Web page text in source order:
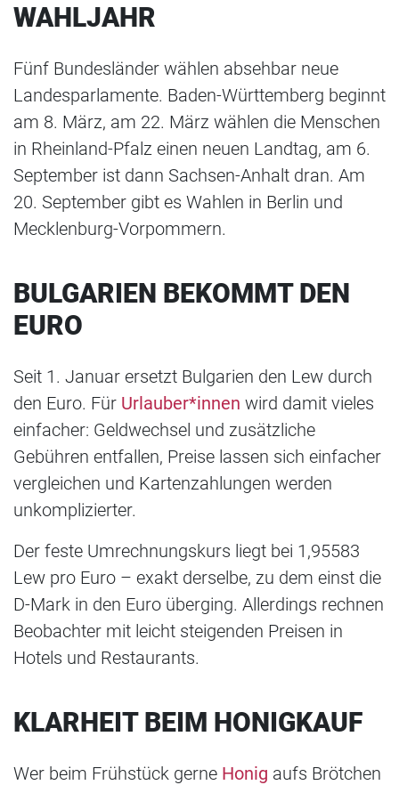
WAHLJAHR
Fünf Bundesländer wählen absehbar neue
Landesparlamente. Baden-Württemberg beginnt
am 8. März, am 22. März wählen die Menschen
in Rheinland-Pfalz einen neuen Landtag, am 6.
September ist dann Sachsen-Anhalt dran. Am
20. September gibt es Wahlen in Berlin und
Mecklenburg-Vorpommern.
BULGARIEN BEKOMMT DEN
EURO
Seit 1. Januar ersetzt Bulgarien den Lew durch
den Euro. Für Urlauber*innen wird damit vieles
einfacher: Geldwechsel und zusätzliche
Gebühren entfallen, Preise lassen sich einfacher
vergleichen und Kartenzahlungen werden
unkomplizierter.
Der feste Umrechnungskurs liegt bei 1,95583
Lew pro Euro – exakt derselbe, zu dem einst die
D-Mark in den Euro überging. Allerdings rechnen
Beobachter mit leicht steigenden Preisen in
Hotels und Restaurants.
KLARHEIT BEIM HONIGKAUF
Wer beim Frühstück gerne Honig aufs Brötchen